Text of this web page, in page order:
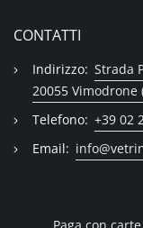
CONTATTI
Indirizzo: Strada
20055 Vimodrone
Telefono: +39 02
Email: